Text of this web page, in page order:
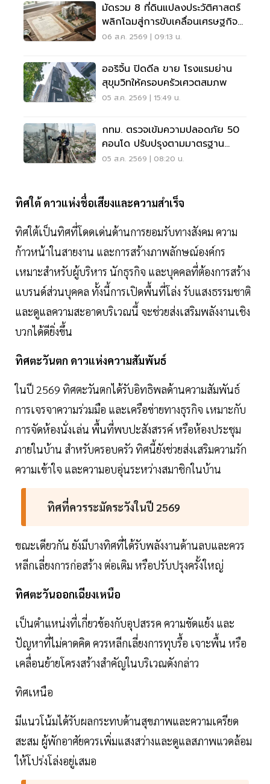
มัดรวม 8 ที่ดินแปลงประวัติศาสตร์
พลิกโฉมสู่การขับเคลื่อนเศรษฐกิจ
เมือง
06 ส.ค. 2569 | 09:13 น.
ออริจิ้น ปิดดีล ขาย โรงแรมย่าน
สุขุมวิทให้ครอบครัวเศวตสมภพ
05 ส.ค. 2569 | 15:49 น.
กทม. ตรวจเข้มความปลอดภัย 50
คอนโด ปรับปรุงตามมาตรฐาน
เคร่งครัด
05 ส.ค. 2569 | 08:20 น.
ทิศใต้ ดาวแห่งชื่อเสียงและความสำเร็จ
ทิศใต้เป็นทิศที่โดดเด่นด้านการยอมรับทางสังคม ความ
ก้าวหน้าในสายงาน และการสร้างภาพลักษณ์องค์กร
เหมาะสำหรับผู้บริหาร นักธุรกิจ และบุคคลที่ต้องการสร้าง
แบรนด์ส่วนบุคคล ทั้งนี้การเปิดพื้นที่โล่ง รับแสงธรรมชาติ
และดูแลความสะอาดบริเวณนี้ จะช่วยส่งเสริมพลังงานเชิง
บวกได้ดียิ่งขึ้น
ทิศตะวันตก ดาวแห่งความสัมพันธ์
ในปี 2569 ทิศตะวันตกได้รับอิทธิพลด้านความสัมพันธ์
การเจรจาความร่วมมือ และเครือข่ายทางธุรกิจ เหมาะกับ
การจัดห้องนั่งเล่น พื้นที่พบปะสังสรรค์ หรือห้องประชุม
ภายในบ้าน สำหรับครอบครัว ทิศนี้ยังช่วยส่งเสริมความรัก
ความเข้าใจ และความอบอุ่นระหว่างสมาชิกในบ้าน
ทิศที่ควรระมัดระวังในปี 2569
ขณะเดียวกัน ยังมีบางทิศที่ได้รับพลังงานด้านลบและควร
หลีกเลี่ยงการก่อสร้าง ต่อเติม หรือปรับปรุงครั้งใหญ่
ทิศตะวันออกเฉียงเหนือ
เป็นตำแหน่งที่เกี่ยวข้องกับอุปสรรค ความขัดแย้ง และ
ปัญหาที่ไม่คาดคิด ควรหลีกเลี่ยงการทุบรื้อ เจาะพื้น หรือ
เคลื่อนย้ายโครงสร้างสำคัญในบริเวณดังกล่าว
ทิศเหนือ
มีแนวโน้มได้รับผลกระทบด้านสุขภาพและความเครียด
สะสม ผู้พักอาศัยควรเพิ่มแสงสว่างและดูแลสภาพแวดล้อม
ให้โปร่งโล่งอยู่เสมอ